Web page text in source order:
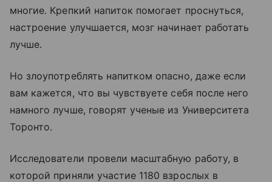
многие. Крепкий напиток помогает проснуться,
настроение улучшается, мозг начинает работать
лучше.
Но злоупотреблять напитком опасно, даже если
вам кажется, что вы чувствуете себя после него
намного лучше, говорят ученые из Университета
Торонто.
Исследователи провели масштабную работу, в
которой приняли участие 1180 взрослых в